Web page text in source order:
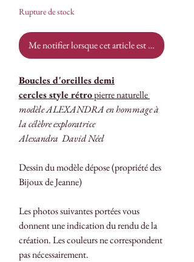
Rupture de stock
Me notifier lorsque cet article est disponible
Boucles d'oreilles demi
cercles style rétropierre naturelle
modèle ALEXANDRA en hommage à
la célèbre exploratrice
Alexandra David Néel
Dessin du modèle dépose (propriété des
Bijoux de Jeanne)
Les photos suivantes portées vous
donnent une indication du rendu de la
création. Les couleurs ne correspondent
pas nécessairement.